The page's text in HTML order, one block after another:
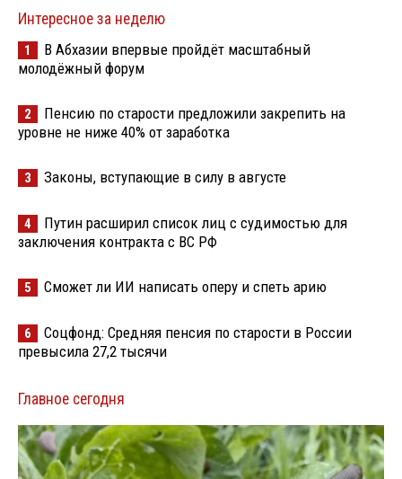
Интересное за неделю
1
В Абхазии впервые пройдёт масштабный
молодёжный форум
2
Пенсию по старости предложили закрепить на
уровне не ниже 40% от заработка
3 Законы, вступающие в силу в августе
4
Путин расширил список лиц с судимостью для
заключения контракта с ВС РФ
5 Сможет ли ИИ написать оперу и спеть арию
6
Соцфонд: Средняя пенсия по старости в России
превысила 27,2 тысячи
Главное сегодня